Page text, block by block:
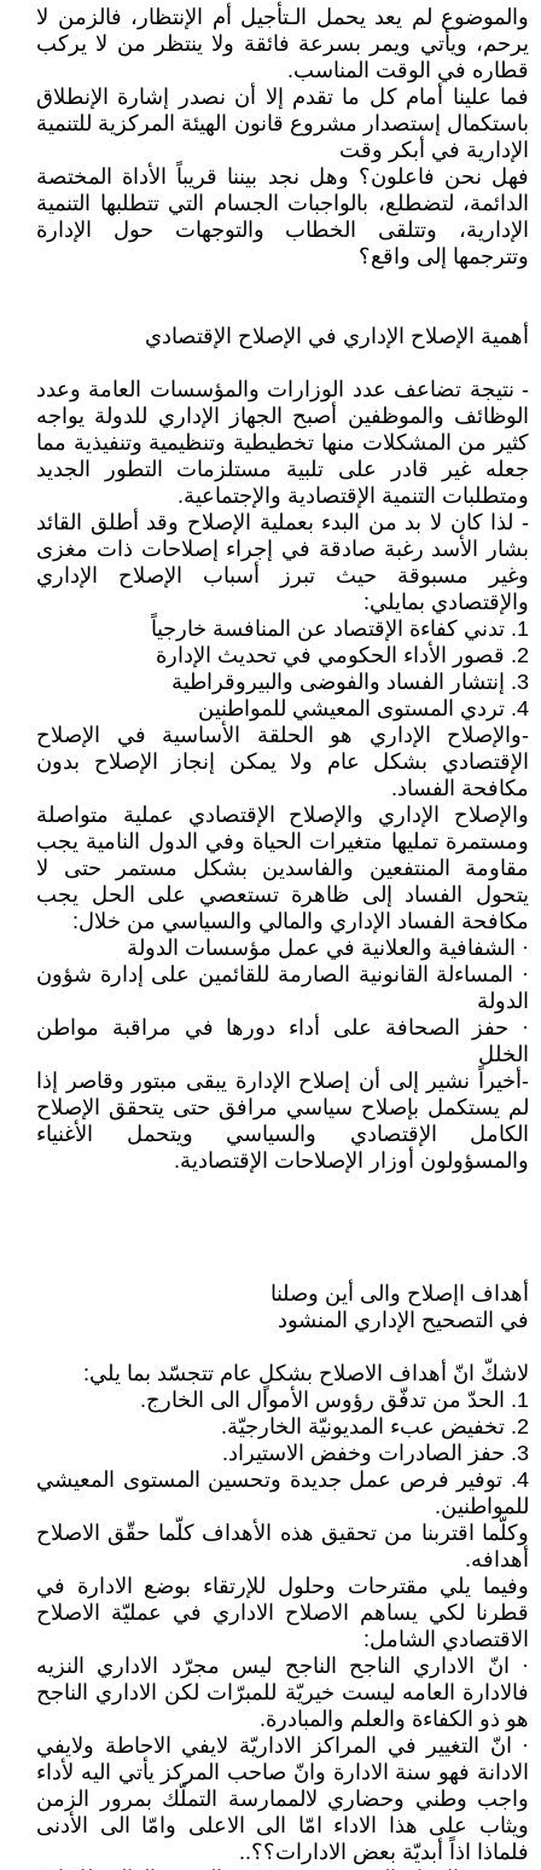
والموضوع لم يعد يحمل الـتأجيل أم الإنتظار، فالزمن لا
يرحم، ويأتي ويمر بسرعة فائقة ولا ينتظر من لا يركب
قطاره في الوقت المناسب.
فما علينا أمام كل ما تقدم إلا أن نصدر إشارة الإنطلاق
باستكمال إستصدار مشروع قانون الهيئة المركزية للتنمية
الإدارية في أبكر وقت
فهل نحن فاعلون؟ وهل نجد بيننا قريباً الأداة المختصة
الدائمة، لتضطلع، بالواجبات الجسام التي تتطلبها التنمية
الإدارية، وتتلقى الخطاب والتوجهات حول الإدارة
وتترجمها إلى واقع؟
أهمية الإصلاح الإداري في الإصلاح الإقتصادي
- نتيجة تضاعف عدد الوزارات والمؤسسات العامة وعدد
الوظائف والموظفين أصبح الجهاز الإداري للدولة يواجه
كثير من المشكلات منها تخطيطية وتنظيمية وتنفيذية مما
جعله غير قادر على تلبية مستلزمات التطور الجديد
ومتطلبات التنمية الإقتصادية والإجتماعية.
- لذا كان لا بد من البدء بعملية الإصلاح وقد أطلق القائد
بشار الأسد رغبة صادقة في إجراء إصلاحات ذات مغزى
وغير مسبوقة حيث تبرز أسباب الإصلاح الإداري
والإقتصادي بمايلي:
1. تدني كفاءة الإقتصاد عن المنافسة خارجياً
2. قصور الأداء الحكومي في تحديث الإدارة
3. إنتشار الفساد والفوضى والبيروقراطية
4. تردي المستوى المعيشي للمواطنين
-والإصلاح الإداري هو الحلقة الأساسية في الإصلاح
الإقتصادي بشكل عام ولا يمكن إنجاز الإصلاح بدون
مكافحة الفساد.
والإصلاح الإداري والإصلاح الإقتصادي عملية متواصلة
ومستمرة تمليها متغيرات الحياة وفي الدول النامية يجب
مقاومة المنتفعين والفاسدين بشكل مستمر حتى لا
يتحول الفساد إلى ظاهرة تستعصي على الحل يجب
مكافحة الفساد الإداري والمالي والسياسي من خلال:
· الشفافية والعلانية في عمل مؤسسات الدولة
· المساءلة القانونية الصارمة للقائمين على إدارة شؤون
الدولة
· حفز الصحافة على أداء دورها في مراقبة مواطن
الخلل
-أخيراً نشير إلى أن إصلاح الإدارة يبقى مبتور وقاصر إذا
لم يستكمل بإصلاح سياسي مرافق حتى يتحقق الإصلاح
الكامل الإقتصادي والسياسي ويتحمل الأغنياء
والمسؤولون أوزار الإصلاحات الإقتصادية.
أهداف اإصلاح والى أين وصلنا
في التصحيح الإداري المنشود
لاشكّ انّ أهداف الاصلاح بشكلٍ عام تتجسّد بما يلي:
1. الحدّ من تدفّق رؤوس الأموال الى الخارج.
2. تخفيض عبء المديونيّة الخارجيّة.
3. حفز الصادرات وخفض الاستيراد.
4. توفير فرص عمل جديدة وتحسين المستوى المعيشي
للمواطنين.
وكلّما اقتربنا من تحقيق هذه الأهداف كلّما حقّق الاصلاح
أهدافه.
وفيما يلي مقترحات وحلول للإرتقاء بوضع الادارة في
قطرنا لكي يساهم الاصلاح الاداري في عمليّة الاصلاح
الاقتصادي الشامل:
· انّ الاداري الناجح الناجح ليس مجرّد الاداري النزيه
فالادارة العامه ليست خيريّة للمبرّات لكن الاداري الناجح
هو ذو الكفاءة والعلم والمبادرة.
· انّ التغيير في المراكز الاداريّة لايفي الاحاطة ولايفي
الادانة فهو سنة الادارة وانّ صاحب المركز يأتي اليه لأداء
واجب وطني وحضاري لالممارسة التملّك بمرور الزمن
ويثاب على هذا الاداء امّا الى الاعلى وامّا الى الأدنى
فلماذا اذاً أبديّة بعض الادارات؟؟..